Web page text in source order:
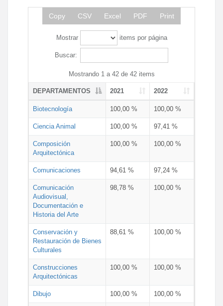
Copy CSV Excel PDF Print
Mostrar items por página
Buscar:
Mostrando 1 a 42 de 42 items
DEPARTAMENTOS 2021 2022
Biotecnología 100,00 % 100,00 %
Ciencia Animal 100,00 % 97,41 %
Composición
Arquitectónica
100,00 % 100,00 %
Comunicaciones 94,61 % 97,24 %
Comunicación
Audiovisual,
Documentación e
Historia del Arte
98,78 % 100,00 %
Conservación y
Restauración de Bienes
Culturales
88,61 % 100,00 %
Construcciones
Arquitectónicas
100,00 % 100,00 %
Dibujo 100,00 % 100,00 %